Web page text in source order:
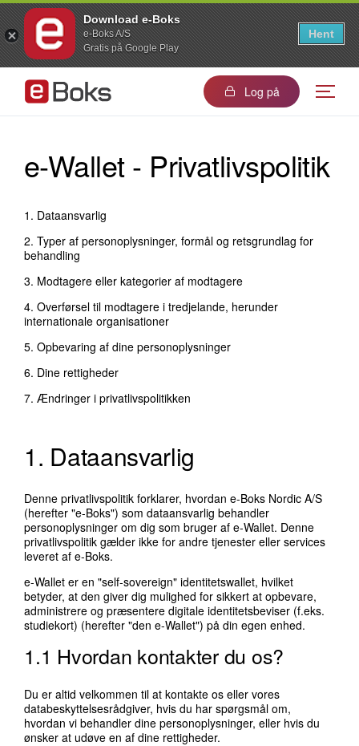
Download e-Boks
e-Boks A/S
Gratis på Google Play
Hent
Log på
e-Wallet - Privatlivspolitik
1. Dataansvarlig
2. Typer af personoplysninger, formål og retsgrundlag for
behandling
3. Modtagere eller kategorier af modtagere
4. Overførsel til modtagere i tredjelande, herunder
internationale organisationer
5. Opbevaring af dine personoplysninger
6. Dine rettigheder
7. Ændringer i privatlivspolitikken
1. Dataansvarlig
Denne privatlivspolitik forklarer, hvordan e-Boks Nordic A/S
(herefter "e-Boks") som dataansvarlig behandler
personoplysninger om dig som bruger af e-Wallet. Denne
privatlivspolitik gælder ikke for andre tjenester eller services
leveret af e-Boks.
e-Wallet er en "self-sovereign" identitetswallet, hvilket
betyder, at den giver dig mulighed for sikkert at opbevare,
administrere og præsentere digitale identitetsbeviser (f.eks.
studiekort) (herefter "den e-Wallet") på din egen enhed.
1.1 Hvordan kontakter du os?
Du er altid velkommen til at kontakte os eller vores
databeskyttelsesrådgiver, hvis du har spørgsmål om,
hvordan vi behandler dine personoplysninger, eller hvis du
ønsker at udøve en af dine rettigheder.